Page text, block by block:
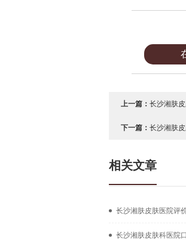
上一篇： 长沙湘肤
下一篇： 长沙湘肤
相关文章
长沙湘肤皮肤医院评
长沙湘肤皮肤科医院